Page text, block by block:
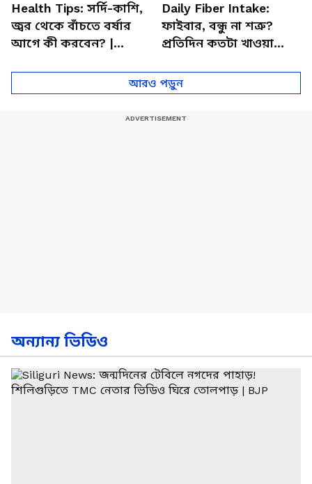
Health Tips: সর্দি-কাশি,
জ্বর থেকে বাঁচতে বর্ষার
আগে কী করবেন? |
Daily Fiber Intake:
ফাইবার, বন্ধু না শত্রু?
প্রতিদিন কতটা খাওয়া
Health Tips
আরও পড়ুন
অন্যান্য ভিডিও